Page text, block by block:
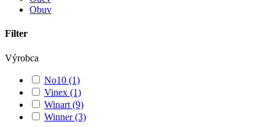
Obuv
Filter
Výrobca
No10 (1)
Vinex (1)
Winart (9)
Winner(3)